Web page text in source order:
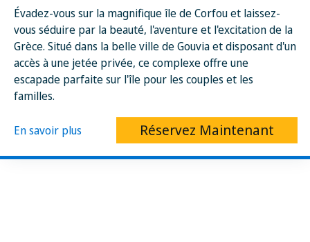
Évadez-vous sur la magnifique île de Corfou et laissez-
vous séduire par la beauté, l'aventure et l'excitation de la
Grèce. Situé dans la belle ville de Gouvia et disposant d'un
accès à une jetée privée, ce complexe offre une
escapade parfaite sur l'île pour les couples et les
familles.
En savoir plus Réservez Maintenant